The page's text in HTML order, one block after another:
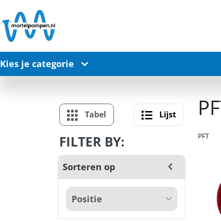
Kies je categorie
Tabel Lijst
FILTER BY:
Sorteren op
PFT